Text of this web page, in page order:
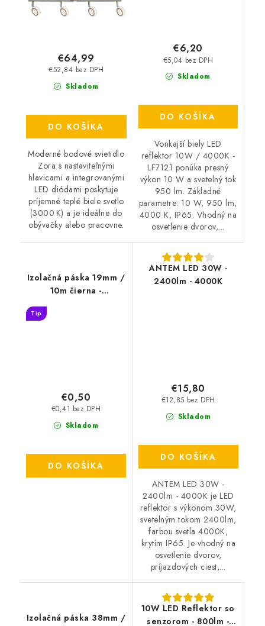
Skladom
€52,84 bez DPH
€64,99
DO KOŠÍKA
Moderné bodové svietidlo
Zora s nastaviteľnými
hlavicami a integrovanými
LED diódami poskytuje
príjemné teplé biele svetlo
(3000 K) a je ideálne do
obývačky alebo pracovne.
Skladom
€5,04 bez DPH
€6,20
DO KOŠÍKA
Vonkajší biely LED
reflektor 10W / 4000K -
LF7121 ponúka presný
výkon 10 W a svetelný tok
950 lm. Základné
parametre: 10 W, 950 lm,
4000 K, IP65. Vhodný na
osvetlenie dvorov,...
Izolačná páska 19mm /
10m čierna -
Tip
Skladom
€0,41 bez DPH
€0,50
DO KOŠÍKA
ANTEM LED 30W -
2400lm - 4000K
Skladom
€12,85 bez DPH
€15,80
DO KOŠÍKA
ANTEM LED 30W -
2400lm - 4000K je LED
reflektor s výkonom 30W,
svetelným tokom 2400lm,
farbou svetla 4000K,
krytím IP65. Je vhodný na
osvetlenie dvorov,
príjazdových ciest,...
Izolačná páska 38mm /
10W LED Reflektor so
senzorom - 800lm -